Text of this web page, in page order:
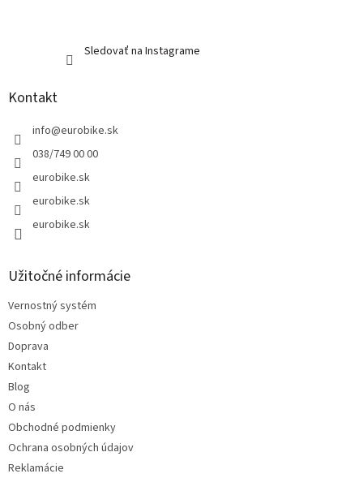
Sledovať na Instagrame
Kontakt
info@eurobike.sk
038/749 00 00
eurobike.sk
eurobike.sk
eurobike.sk
Užitočné informácie
Vernostný systém
Osobný odber
Doprava
Kontakt
Blog
O nás
Obchodné podmienky
Ochrana osobných údajov
Reklamácie